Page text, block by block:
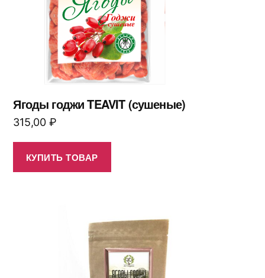
Ягоды годжи TEAVIT (сушеные)
315,00 ₽
КУПИТЬ ТОВАР